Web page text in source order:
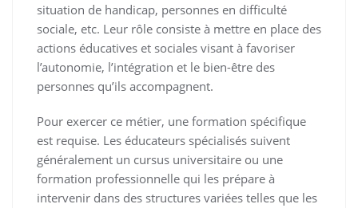
situation de handicap, personnes en difficulté
sociale, etc. Leur rôle consiste à mettre en place des
actions éducatives et sociales visant à favoriser
l’autonomie, l’intégration et le bien-être des
personnes qu’ils accompagnent.
Pour exercer ce métier, une formation spécifique
est requise. Les éducateurs spécialisés suivent
généralement un cursus universitaire ou une
formation professionnelle qui les prépare à
intervenir dans des structures variées telles que les